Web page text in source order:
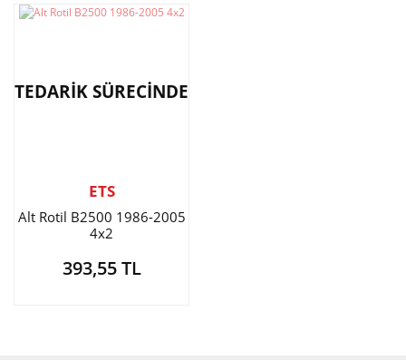
TEDARİK SÜRECİNDE
ETS
Alt Rotil B2500 1986-2005
4x2
393,55 TL